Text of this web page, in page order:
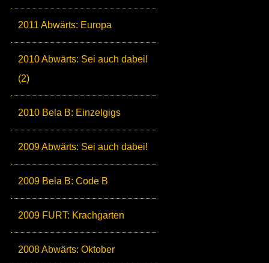
2011 Abwärts: Europa
2010 Abwärts: Sei auch dabei!
(2)
2010 Bela B: Einzelgigs
2009 Abwärts: Sei auch dabei!
2009 Bela B: Code B
2009 FURT: Krachgarten
2008 Abwärts: Oktober